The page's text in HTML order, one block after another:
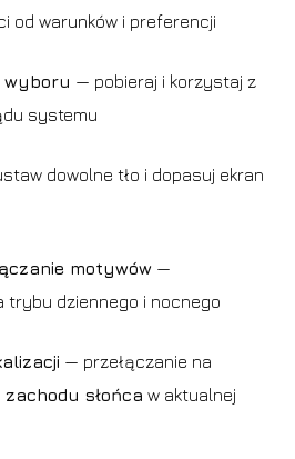
od warunków i preferencji
wyboru — pobieraj i korzystaj z
systemu
dowolne tło i dopasuj ekran
motywów—
trybu dziennego i nocnego
— przełączanie na
słońca w aktualnej